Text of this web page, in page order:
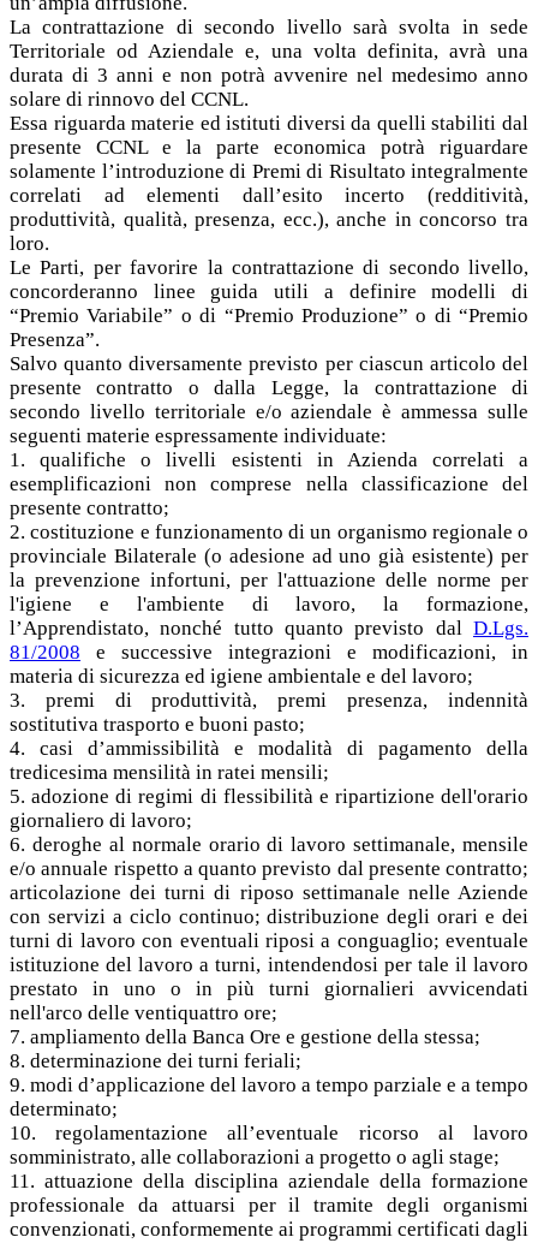
La contrattazione di secondo livello sarà svolta in sede
Territoriale od Aziendale e, una volta definita, avrà una
durata di 3 anni e non potrà avvenire nel medesimo anno
solare di rinnovo del CCNL.
Essa riguarda materie ed istituti diversi da quelli stabiliti dal
presente CCNL e la parte economica potrà riguardare
solamente l’introduzione di Premi di Risultato integralmente
correlati ad elementi dall’esito incerto (redditività,
produttività, qualità, presenza, ecc.), anche in concorso tra
loro.
Le Parti, per favorire la contrattazione di secondo livello,
concorderanno linee guida utili a definire modelli di
“Premio Variabile” o di “Premio Produzione” o di “Premio
Presenza”.
Salvo quanto diversamente previsto per ciascun articolo del
presente contratto o dalla Legge, la contrattazione di
secondo livello territoriale e/o aziendale è ammessa sulle
seguenti materie espressamente individuate:
1. qualifiche o livelli esistenti in Azienda correlati a
esemplificazioni non comprese nella classificazione del
presente contratto;
2. costituzione e funzionamento di un organismo regionale o
provinciale Bilaterale (o adesione ad uno già esistente) per
la prevenzione infortuni, per l'attuazione delle norme per
l'igiene e l'ambiente di lavoro, la formazione,
l’Apprendistato, nonché tutto quanto previsto dal D.Lgs.
81/2008 e successive integrazioni e modificazioni, in
materia di sicurezza ed igiene ambientale e del lavoro;
3. premi di produttività, premi presenza, indennità
sostitutiva trasporto e buoni pasto;
4. casi d’ammissibilità e modalità di pagamento della
tredicesima mensilità in ratei mensili;
5. adozione di regimi di flessibilità e ripartizione dell'orario
giornaliero di lavoro;
6. deroghe al normale orario di lavoro settimanale, mensile
e/o annuale rispetto a quanto previsto dal presente contratto;
articolazione dei turni di riposo settimanale nelle Aziende
con servizi a ciclo continuo; distribuzione degli orari e dei
turni di lavoro con eventuali riposi a conguaglio; eventuale
istituzione del lavoro a turni, intendendosi per tale il lavoro
prestato in uno o in più turni giornalieri avvicendati
nell'arco delle ventiquattro ore;
7. ampliamento della Banca Ore e gestione della stessa;
8. determinazione dei turni feriali;
9. modi d’applicazione del lavoro a tempo parziale e a tempo
determinato;
10. regolamentazione all’eventuale ricorso al lavoro
somministrato, alle collaborazioni a progetto o agli stage;
11. attuazione della disciplina aziendale della formazione
professionale da attuarsi per il tramite degli organismi
convenzionati, conformemente ai programmi certificati dagli